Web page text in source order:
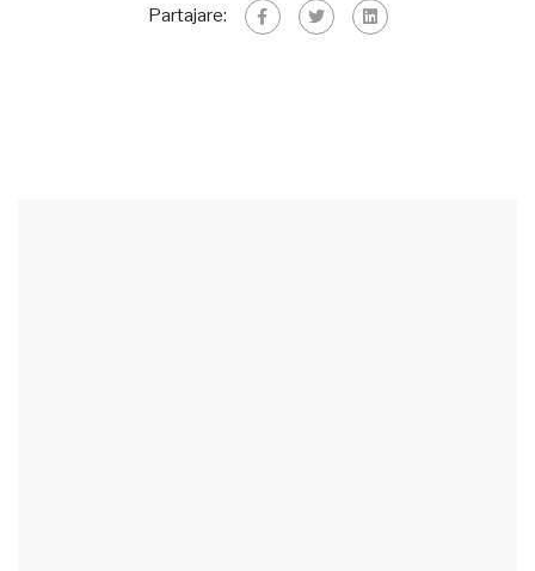
Partajare: